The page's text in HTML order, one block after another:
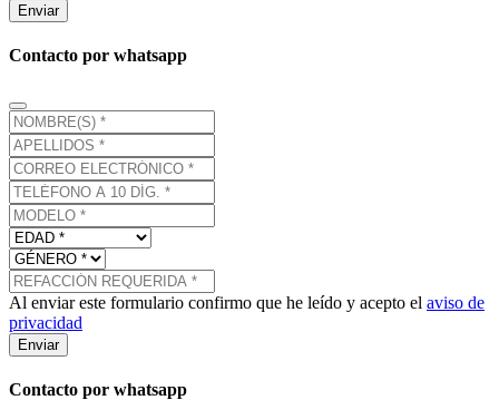
Enviar
Contacto por whatsapp
Al enviar este formulario confirmo que he leído y acepto el aviso de
privacidad
Enviar
Contacto por whatsapp